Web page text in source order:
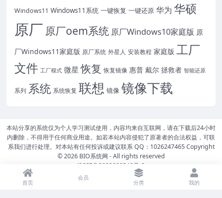
Windows11 Windows11系统 一键恢复 一键还原 华为 华硕
原厂 原厂oem系统 原厂Windows10家庭版 原
厂Windows11家庭版 原厂系统 外星人 安装教程 家庭版 工厂
文件 工厂模式 微星 恢复 恢复镜像 惠普 戴尔 拯救者 智能还原
系列 系统 系统恢复 联想 镜像 镜像下载
本站分享的系统仅为个人学习测试使用，内容均来自互联网，请在下载后24小时
内删除，不得用于任何商业用途。如若本站内容侵犯了原著者的合法权益，可联
系我们进行处理。对本站有任何投诉或建议联系 QQ：1026247465 Copyright
© 2026 BIO系统网 - All rights reserved
豫ICP备2022008340号-2
首页
会员
分类 我的